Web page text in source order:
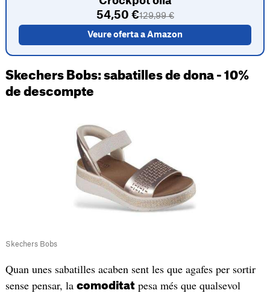
54,50 €129,99 €
Veure oferta a Amazon
Skechers Bobs: sabatilles de dona - 10%
de descompte
Skechers Bobs
Quan unes sabatilles acaben sent les que agafes per sortir
sense pensar, la comoditatpesa més que qualsevol